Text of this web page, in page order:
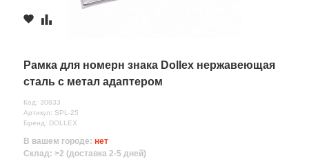
Рамка для номерн знака Dollex нержавеющая
сталь с метал адаптером
Код: 30833
Артикул: SPL-25
Бренд: DOLLEX
В вашем городе: нет
Склад: >2 (доставка 2-5 дней)